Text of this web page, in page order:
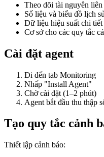
Theo dõi tài nguyên liên
Số liệu và biểu đồ lịch
Dữ liệu hiệu suất chi tiết
Cơ sở cho các quy tắc
Cài đặt agent
Đi đến tab Monitoring
Nhấp "Install Agent"
Chờ cài đặt (1–2 phút)
Agent bắt đầu thu thập
Tạo quy tắc cảnh
Thiết lập cảnh báo: